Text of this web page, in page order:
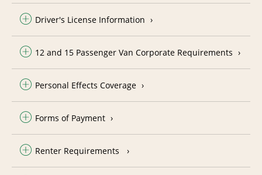
Driver's License Information
12 and 15 Passenger Van Corporate Requirements
Personal Effects Coverage
Forms of Payment
Renter Requirements